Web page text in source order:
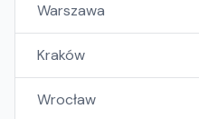
Warszawa
Kraków
Wrocław